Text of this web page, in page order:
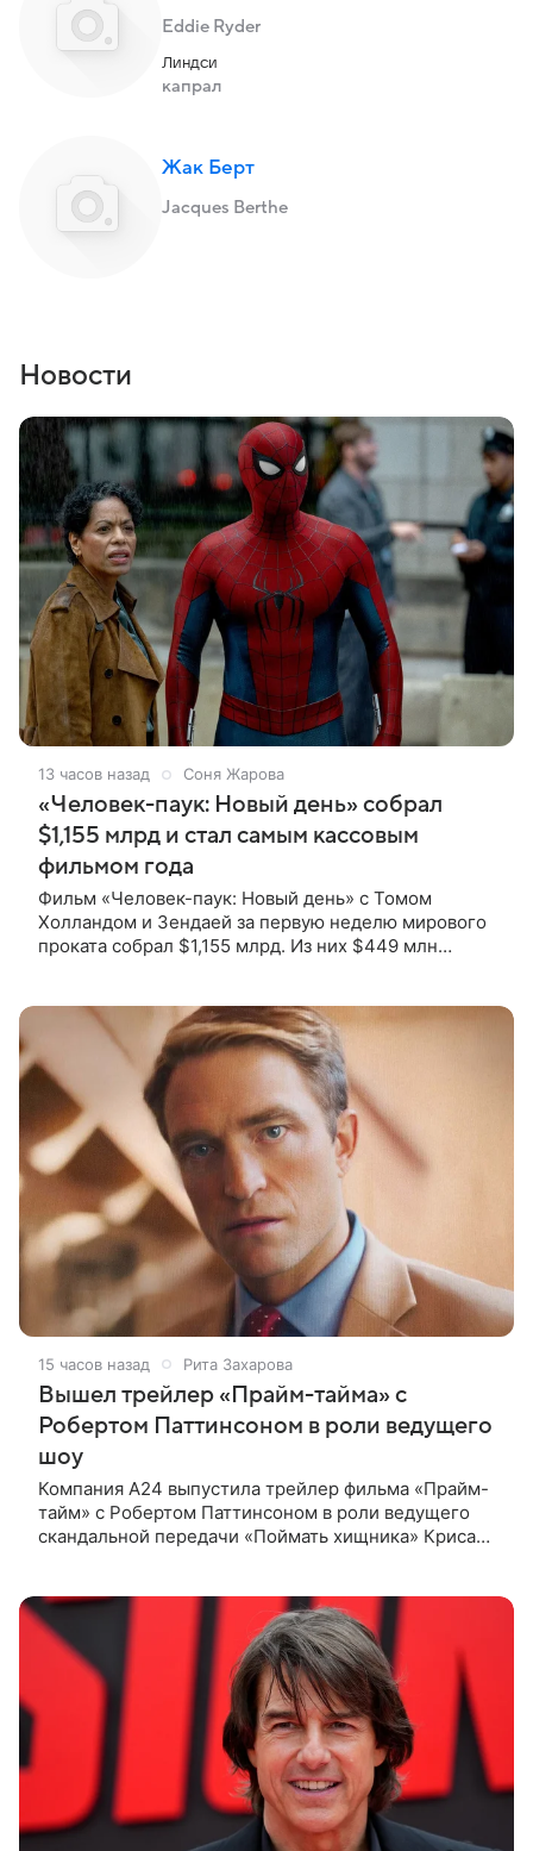
Eddie Ryder
Линдси
капрал
Жак Берт
Jacques Berthe
Новости
13 часов назад Соня Жарова
«Человек-паук: Новый день» собрал
$1,155 млрд и стал самым кассовым
фильмом года
Фильм «Человек-паук: Новый день» с Томом
Холландом и Зендаей за первую неделю мирового
проката собрал $1,155 млрд. Из них $449 млн
15 часов назад Рита Захарова
Вышел трейлер «Прайм-тайма» с
Робертом Паттинсоном в роли ведущего
шоу
Компания A24 выпустила трейлер фильма «Прайм-
тайм» с Робертом Паттинсоном в роли ведущего
скандальной передачи «Поймать хищника» Криса